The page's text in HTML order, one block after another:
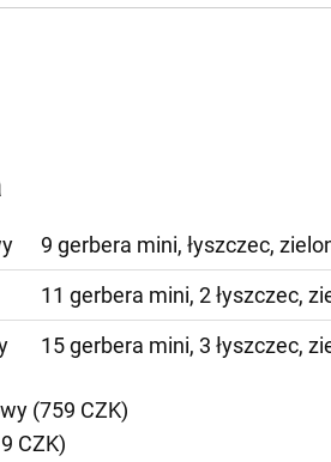
9 gerbera mini, łyszczec,
11 gerbera mini, 2 łyszczec,
15 gerbera mini, 3 łyszczec,
(759 CZK)
CZK)